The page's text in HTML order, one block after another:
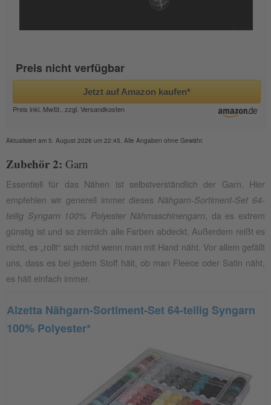
Preis nicht verfügbar
Jetzt auf Amazon kaufen*
Preis inkl. MwSt., zzgl. Versandkosten
Aktualisiert am 5. August 2026 um 22:45. Alle Angaben ohne Gewähr.
Zubehör 2: Garn
Essentiell für das Nähen ist selbstverständlich der Garn. Hier
empfehlen wir generell immer diesesNähgarn-Sortiment-Set 64-
teilig Syngarn 100% Polyester Nähmaschinengarn, da es extrem
günstig ist und so ziemlich alle Farben abdeckt. Außerdem reißt es
nicht, es „rollt“ sich nicht wenn man mit Hand näht. Vor allem gefällt
uns, dass es bei jedem Stoff hält, ob man Fleece oder Satin näht,
es hält einfach immer.
Alzetta Nähgarn-Sortiment-Set 64-teilig Syngarn
100% Polyester*